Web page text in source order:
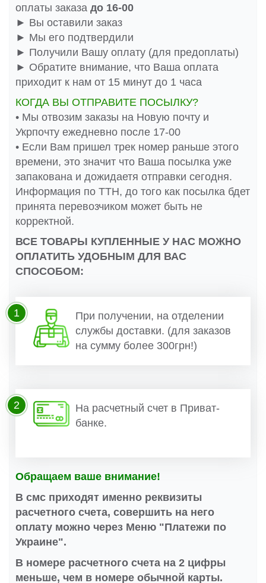
оплаты заказа до 16-00
► Вы оставили заказ
► Мы его подтвердили
► Получили Вашу оплату (для предоплаты)
► Обратите внимание, что Ваша оплата
приходит к нам от 15 минут до 1 часа
КОГДА ВЫ ОТПРАВИТЕ ПОСЫЛКУ?
• Мы отвозим заказы на Новую почту и
Укрпочту ежедневно после 17-00
• Если Вам пришел трек номер раньше этого
времени, это значит что Ваша посылка уже
запакована и дожидаетя отправки сегодня.
Информация по ТТН, до того как посылка бдет
принята перевозчиком может быть не
корректной.
ВСЕ ТОВАРЫ КУПЛЕННЫЕ У НАС МОЖНО
ОПЛАТИТЬ УДОБНЫМ ДЛЯ ВАС
СПОСОБОМ:
При получении, на отделении
службы доставки. (для заказов
на сумму более 300грн!)
1
На расчетный счет в Приват-
банке.
2
Обращаем ваше внимание!
В смс приходят именно реквизиты
расчетного счета, совершить на него
оплату можно через Меню "Платежи по
Украине".
В номере расчетного счета на 2 цифры
меньше, чем в номере обычной карты.